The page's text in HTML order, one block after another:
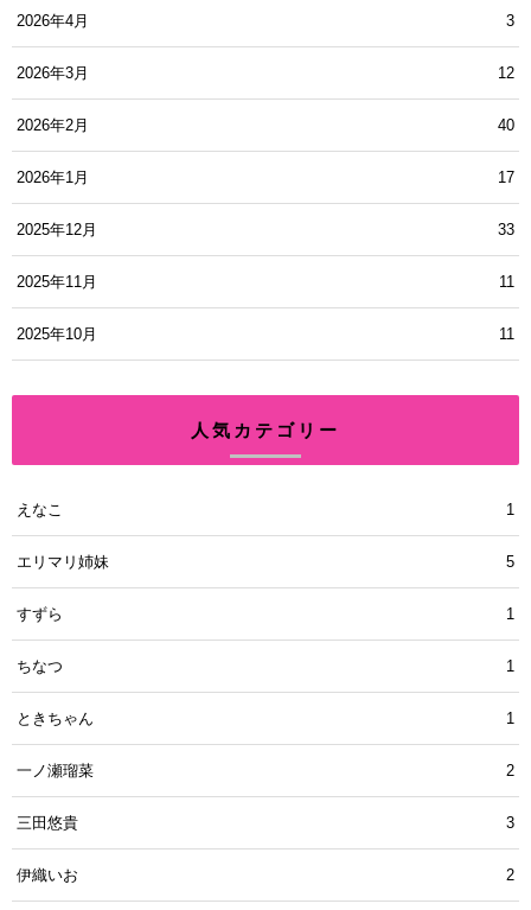
2026年4月 3
2026年3月 12
2026年2月 40
2026年1月 17
2025年12月 33
2025年11月 11
2025年10月 11
人気カテゴリー
えなこ 1
エリマリ姉妹 5
すずら 1
ちなつ 1
ときちゃん 1
一ノ瀬瑠菜 2
三田悠貴 3
伊織いお 2